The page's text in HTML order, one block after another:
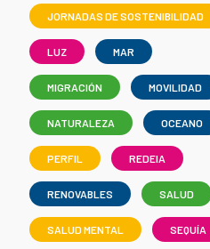
JORNADAS DE SOSTENIBILIDAD
LUZ MAR
MIGRACIÓN MOVILIDAD
NATURALEZA OCEANO
PERFIL REDEIA
RENOVABLES SALUD
SALUD MENTAL SEQUÍA